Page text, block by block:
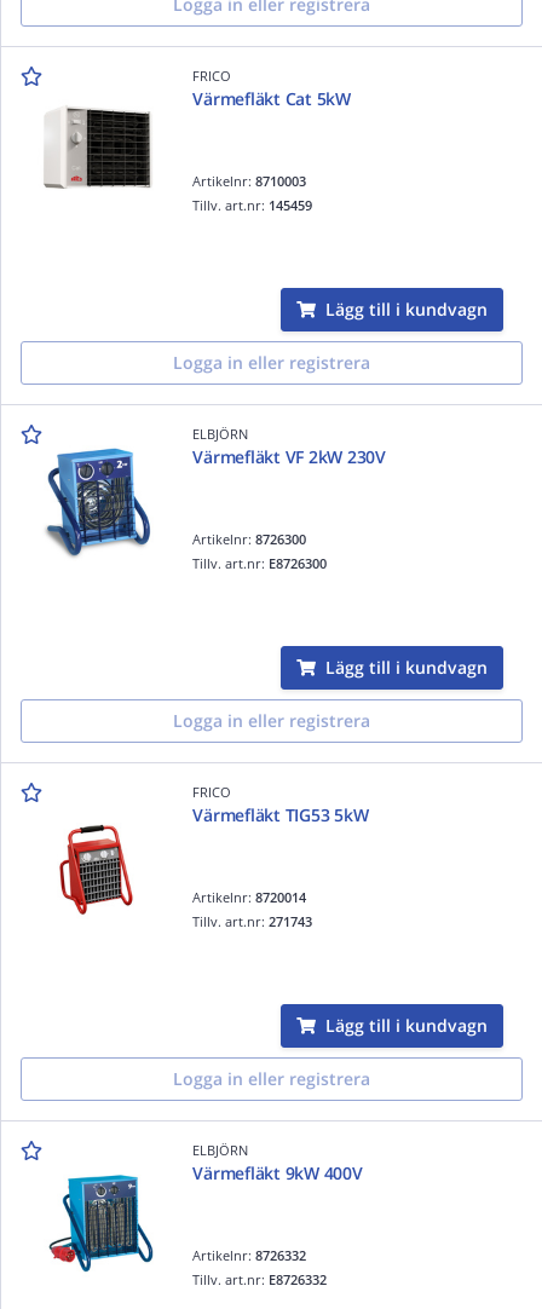
FRICO
Värmefläkt Cat 5kW
Artikelnr:8710003
Tillv. art.nr: 145459
Lägg till i kundvagn
Logga in eller registrera
ELBJÖRN
Värmefläkt VF 2kW 230V
Artikelnr:8726300
Tillv. art.nr: E8726300
Lägg till i kundvagn
Logga in eller registrera
FRICO
Värmefläkt TIG53 5kW
Artikelnr:8720014
Tillv. art.nr:271743
Lägg till i kundvagn
Logga in eller registrera
ELBJÖRN
Värmefläkt 9kW 400V
Artikelnr:8726332
Tillv. art.nr: E8726332